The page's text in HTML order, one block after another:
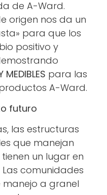
de A-Ward.
origen nos da un
para que los
positivo y
MEDIBLES para las
A-Ward.
futuro
las estructuras
que manejan
un lugar en
comunidades
manejo a granel